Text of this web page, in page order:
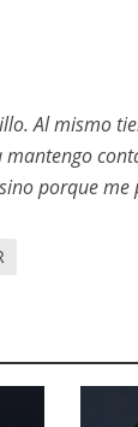
Al mismo
porque